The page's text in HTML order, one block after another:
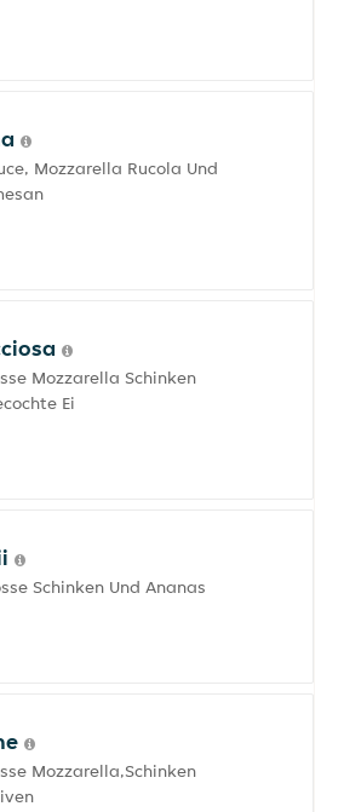
Mozzarella Rucola Und
Mozzarella Schinken
Ei
Schinken Und Ananas
Mozzarella,Schinken